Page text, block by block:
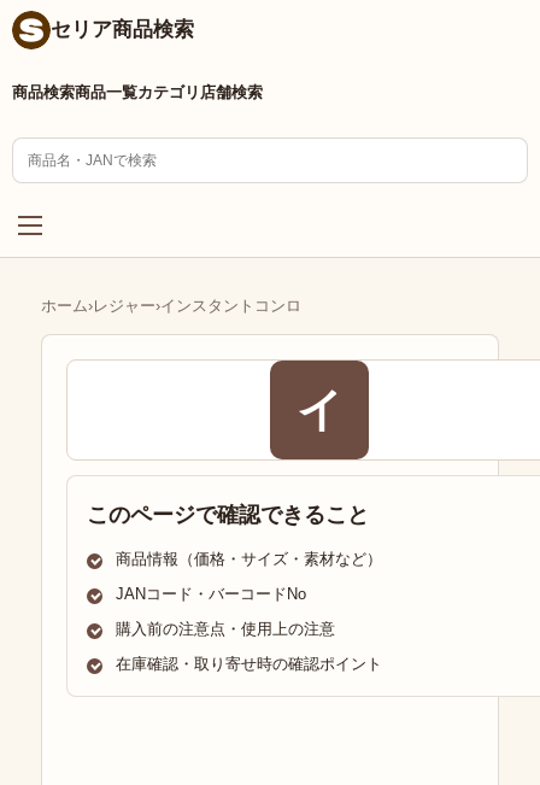
セリア商品検索
商品検索商品一覧カテゴリ 店舗検索
ホーム›レジャー›インスタントコンロ
イ
このページで確認できること
商品情報（価格・サイズ・素材など）
JANコード・バーコードNo
購入前の注意点・使用上の注意
在庫確認・取り寄せ時の確認ポイント